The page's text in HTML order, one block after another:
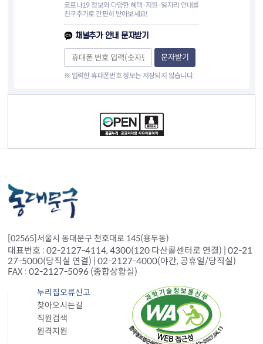
코로나19 정보와 다양한 혜택·지원·일자리 안내를
친구추가로 간편히 받아보세요!
채널추가 안내 문자받기
문자받기
※ 입력한 휴대폰번호 정보는 저장되지 않습니다.
[02565]서울시 동대문구 천호대로 145(용두동)
대표번호 : 02-2127-4114, 4300(120 다산콜센터로 연결) | 02-21
27-5000(당직실 연결) | 02-2127-4000(야간, 공휴일/당직실)
FAX : 02-2127-5096 (종합상황실)
누리집오류신고
찾아오시는길
직원검색
원격지원